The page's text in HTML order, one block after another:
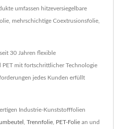
umfassen hitzeversiegelbare
mehrschichtige Coextrusionsfolie,
30 Jahren flexible
PET mit fortschrittlicher Technologie
jedes Kunden erfüllt
Industrie-Kunststofffolien
Trennfolie PET-Folie an und